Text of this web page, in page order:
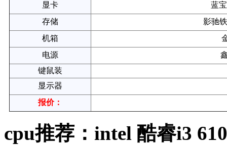
显卡
蓝
存储
影驰
机箱
电源
键鼠装
显示器
报价：
cpu推荐：intel 酷睿i3